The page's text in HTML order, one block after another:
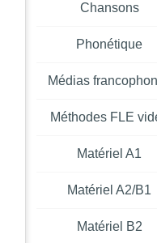
Chansons
Phonétique
Médias
Méthodes FLE
Matériel A1
Matériel A2/B1
Matériel B2